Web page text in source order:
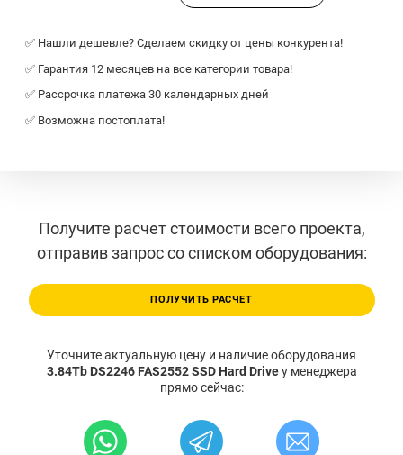
✅ Нашли дешевле? Сделаем скидку от цены конкурента!
✅ Гарантия 12 месяцев на все категории товара!
✅ Рассрочка платежа 30 календарных дней
✅ Возможна постоплата!
Получите расчет стоимости всего проекта,
отправив запрос со списком оборудования:
ПОЛУЧИТЬ РАСЧЕТ
Уточните актуальную цену и наличие оборудования
3.84Tb DS2246 FAS2552 SSD Hard Driveу менеджера
прямо сейчас: